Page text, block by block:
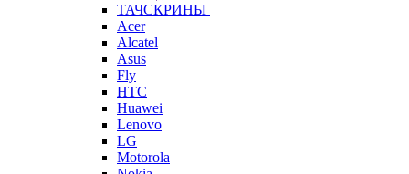
ТАЧСКРИНЫ
Acer
Alcatel
Asus
Fly
HTC
Huawei
Lenovo
LG
Motorola